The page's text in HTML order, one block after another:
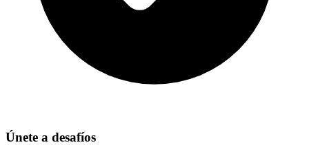
Únete a desafíos